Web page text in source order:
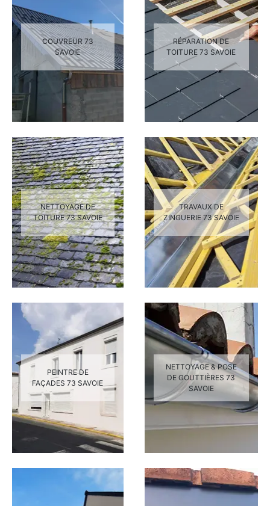
COUVREUR 73
SAVOIE
RÉPARATION DE
TOITURE 73 SAVOIE
NETTOYAGE DE
TOITURE 73 SAVOIE
TRAVAUX DE
ZINGUERIE 73 SAVOIE
PEINTRE DE
FAÇADES 73 SAVOIE
NETTOYAGE & POSE
DE GOUTTIÈRES 73
SAVOIE